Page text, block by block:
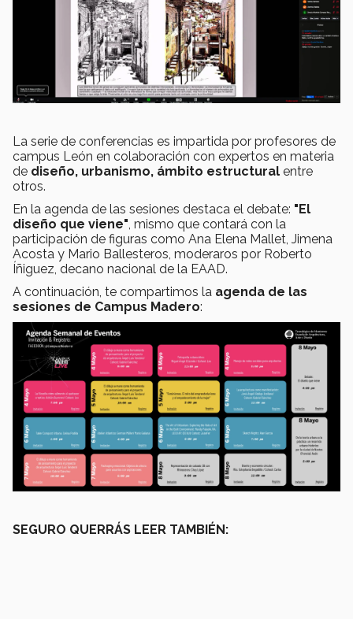
La serie de conferencias es impartida por profesores de
campus León en colaboración con expertos en materia
de diseño, urbanismo, ámbito estructural entre
otros.
En la agenda de las sesiones destaca el debate: "El
diseño que viene", mismo que contará con la
participación de figuras como Ana Elena Mallet, Jimena
Acosta y Mario Ballesteros, moderaros por Roberto
Íñiguez, decano nacional de la EAAD.
A continuación, te compartimos la agenda de las
sesiones de Campus Madero:
SEGURO QUERRÁS LEER TAMBIÉN: